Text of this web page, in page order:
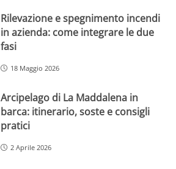
Rilevazione e spegnimento incendi
in azienda: come integrare le due
fasi
18 Maggio 2026
Arcipelago di La Maddalena in
barca: itinerario, soste e consigli
pratici
2 Aprile 2026